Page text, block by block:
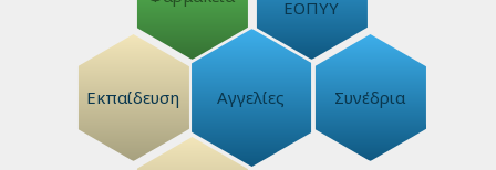
ΕΟΠΥΥ
Εκπαίδευση Αγγελίες Συνέδρια